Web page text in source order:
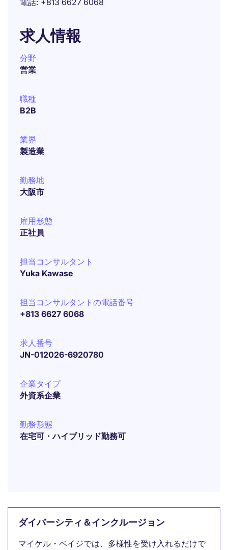
電話 +813 6627 6068
求人情報
分野
営業
職種
B2B
業界
製造業
勤務地
大阪市
雇用形態
正社員
担当コンサルタント
Yuka Kawase
担当コンサルタントの電話番号
+813 6627 6068
求人番号
JN-012026-6920780
企業タイプ
外資系企業
勤務形態
在宅可・ハイブリッド勤務可
ダイバーシティ＆インクルージョン
マイケル・ペイジでは、多様性を受け入れるだけで